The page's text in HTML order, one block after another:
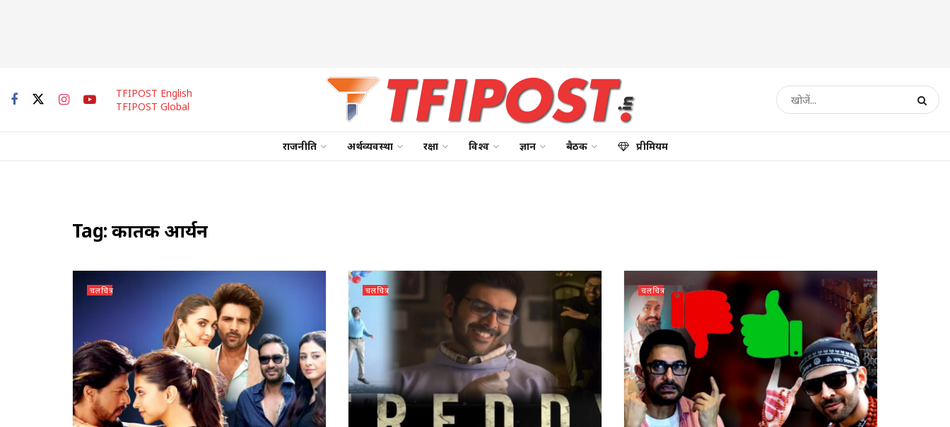
TFIPOST English
TFIPOST Global
राजनीति अर्थव्यवस्था रक्षा विश्व ज्ञान बैठक प्रीमियम
Tag:कार्तिक आर्यन
चलचित्र चलचित्र चलचित्र